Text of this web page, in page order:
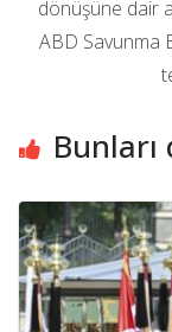
dönüşüne dair
ABD Savunma